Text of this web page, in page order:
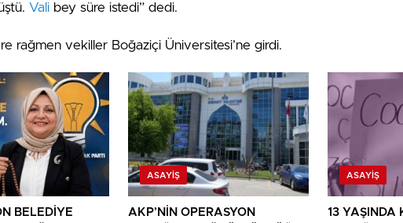
Vali bey süre istedi” dedi.
rağmen vekiller Boğaziçi Üniversitesi’ne girdi.
BELEDİYE
ASAYIŞ
AKP’NİN OPERASYON
ASAYIŞ
13 YAŞINDA